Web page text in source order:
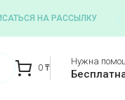
НА РАССЫЛКУ
0 ₸
Нужна